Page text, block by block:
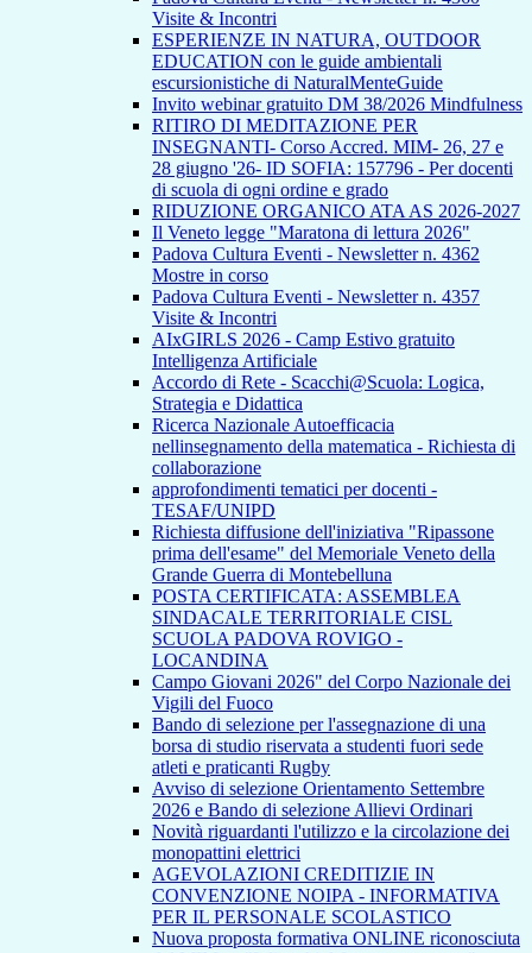
Visite & Incontri
ESPERIENZE IN NATURA, OUTDOOR
EDUCATION con le guide ambientali
escursionistiche di NaturalMenteGuide
Invito webinar gratuito DM 38/2026 Mindfulness
RITIRO DI MEDITAZIONE PER
INSEGNANTI- Corso Accred. MIM- 26, 27 e
28 giugno '26- ID SOFIA: 157796 - Per docenti
di scuola di ogni ordine e grado
RIDUZIONE ORGANICO ATA AS 2026-2027
Il Veneto legge "Maratona di lettura 2026"
Padova Cultura Eventi - Newsletter n. 4362
Mostre in corso
Padova Cultura Eventi - Newsletter n. 4357
Visite & Incontri
AIxGIRLS 2026 - Camp Estivo gratuito
Intelligenza Artificiale
Accordo di Rete - Scacchi@Scuola: Logica,
Strategia e Didattica
Ricerca Nazionale Autoefficacia
nellinsegnamento della matematica - Richiesta di
collaborazione
approfondimenti tematici per docenti -
TESAF/UNIPD
Richiesta diffusione dell'iniziativa "Ripassone
prima dell'esame" del Memoriale Veneto della
Grande Guerra di Montebelluna
POSTA CERTIFICATA: ASSEMBLEA
SINDACALE TERRITORIALE CISL
SCUOLA PADOVA ROVIGO -
LOCANDINA
Campo Giovani 2026" del Corpo Nazionale dei
Vigili del Fuoco
Bando di selezione per l'assegnazione di una
borsa di studio riservata a studenti fuori sede
atleti e praticanti Rugby
Avviso di selezione Orientamento Settembre
2026 e Bando di selezione Allievi Ordinari
Novità riguardanti l'utilizzo e la circolazione dei
monopattini elettrici
AGEVOLAZIONI CREDITIZIE IN
CONVENZIONE NOIPA - INFORMATIVA
PER IL PERSONALE SCOLASTICO
Nuova proposta formativa ONLINE riconosciuta